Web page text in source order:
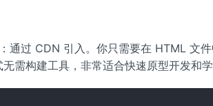
通过 CDN 引入。你只需要在 HTML 文
需构建工具，非常适合快速原型开发和学